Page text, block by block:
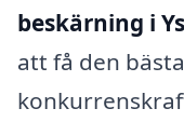
beskärning i
att få den